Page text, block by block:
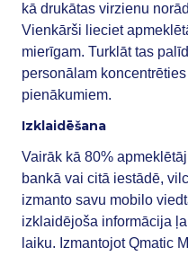
kā drukātas virzienu
Vienkārši lieciet
mierīgam. Turklāt tas
personālam
pienākumiem.
Izklaidēšana
Vairāk kā 80%
bankā vai citā iestādē,
izmanto savu mobilo
izklaidējoša informācija
laiku. Izmantojot Qmatic